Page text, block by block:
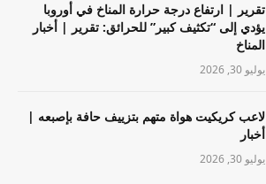
تقرير | ارتفاع درجة حرارة المناخ في أوروبا
يؤدي إلى “تكثيف كبير” للحرائق: تقرير | أخبار
المناخ
يوليو 30, 2026
لاعب كريكيت هواة متهم بتزييف حافة بإصبعه |
أخبار
يوليو 30, 2026